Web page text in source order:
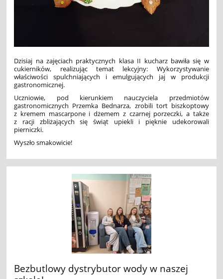
Dzisiaj na zajęciach praktycznych klasa II kucharz bawiła się w
cukierników, realizując temat lekcyjny: Wykorzystywanie
właściwości spulchniających i emulgujących jaj w produkcji
gastronomicznej.
Uczniowie, pod kierunkiem nauczyciela przedmiotów
gastronomicznych Przemka Bednarza, zrobili tort biszkoptowy
z kremem mascarpone i dżemem z czarnej porzeczki, a także
z racji zbliżających się świąt upiekli i pięknie udekorowali
pierniczki.
Wyszło smakowicie!
Bezbutlowy dystrybutor wody w naszej